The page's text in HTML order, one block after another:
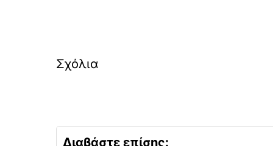
Σχόλια
Διαβάστε επίσης: